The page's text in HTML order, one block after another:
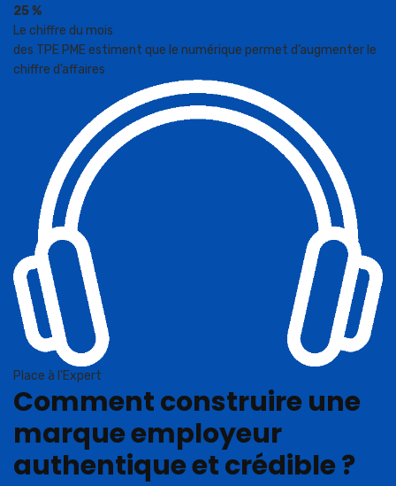
25 %
Le chiffre du mois
des TPE PME estiment que le numérique permet d’augmenter le
chiffre d’affaires
Place à l'Expert
Comment construire une
marque employeur
authentique et crédible ?